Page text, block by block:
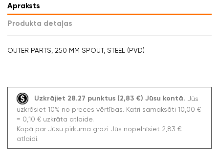
Apraksts
Produkta detaļas
OUTER PARTS, 250 MM SPOUT, STEEL (PVD)
Uzkrājiet 28.27 punktus (2,83 €) Jūsu kontā.
Jūs
uzkrāsiet 10% no preces vērtības. Katri samaksāti 10,00 €
= 0,10 € uzkrāta atlaide.
Kopā par Jūsu pirkuma grozi Jūs nopelnīsiet 2,83 €
atlaidi.